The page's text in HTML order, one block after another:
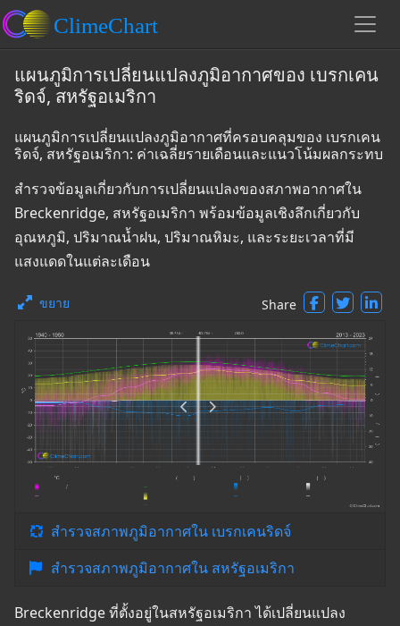
แผนภูมิการเปลี่ยนแปลงภูมิอากาศของ เบรกเคน
ริดจ์, สหรัฐอเมริกา
แผนภูมิการเปลี่ยนแปลงภูมิอากาศที่ครอบคลุมของ เบรกเคน
ริดจ์, สหรัฐอเมริกา: ค่าเฉลี่ยรายเดือนและแนวโน้มผลกระทบ
สำรวจข้อมูลเกี่ยวกับการเปลี่ยนแปลงของสภาพอากาศใน
Breckenridge, สหรัฐอเมริกา พร้อมข้อมูลเชิงลึกเกี่ยวกับ
อุณหภูมิ, ปริมาณน้ำฝน, ปริมาณหิมะ, และระยะเวลาที่มี
แสงแดดในแต่ละเดือน
ขยาย Share
สำรวจสภาพภูมิอากาศใน เบรกเคนริดจ์
สำรวจสภาพภูมิอากาศใน สหรัฐอเมริกา
Breckenridge ที่ตั้งอยู่ในสหรัฐอเมริกา ได้เปลี่ยนแปลง